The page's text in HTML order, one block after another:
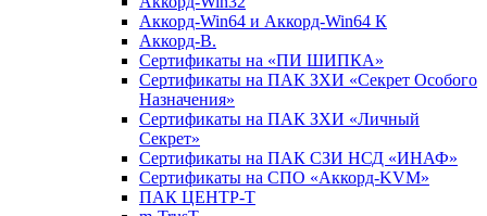
Аккорд-Win64 и Аккорд-Win64 К
Аккорд-В.
Cертификаты на «ПИ ШИПКА»
Cертификаты на ПАК ЗХИ «Секрет Особого
Назначения»
Cертификаты на ПАК ЗХИ «Личный
Секрет»
Cертификаты на ПАК СЗИ НСД «ИНАФ»
Cертификаты на СПО «Аккорд-KVM»
ПАК ЦЕНТР-Т